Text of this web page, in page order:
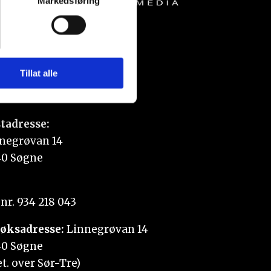
partnerne våre innen
du har gjort tilgjengelig for
Tillat alle
14
Søgne
934 218 043
Linnegrøvan 14
Søgne
over Sør-Tre)